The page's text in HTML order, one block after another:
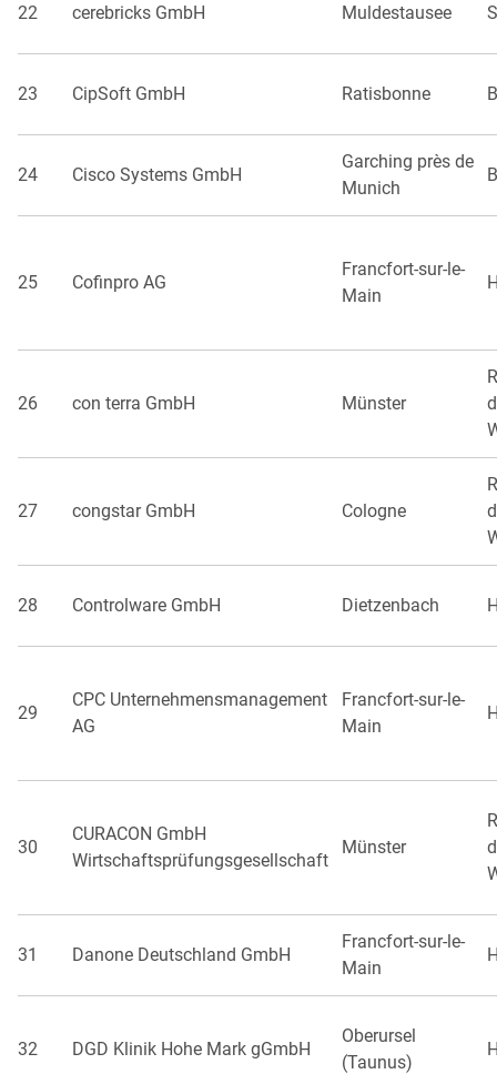
22 cerebricks GmbH Muldestausee
23 CipSoft GmbH Ratisbonne
24 Cisco Systems GmbH
Garching près de
Munich
25 Cofinpro AG
Francfort-sur-le-
Main
26 con terra GmbH Münster
27 congstar GmbH Cologne
28 Controlware GmbH Dietzenbach
29
CPC Unternehmensmanagement
AG
Francfort-sur-le-
Main
30
CURACON GmbH
Wirtschaftsprüfungsgesellschaft
Münster
31 Danone Deutschland GmbH
Francfort-sur-le-
Main
32 DGD Klinik Hohe Mark gGmbH
Oberursel
(Taunus)